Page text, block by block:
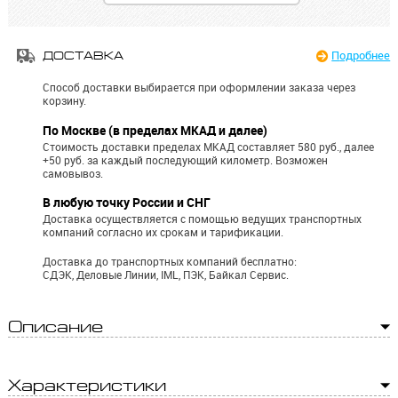
ДОСТАВКА Подробнее
Способ доставки выбирается при оформлении заказа через
корзину.
По Москве (в пределах МКАД и далее)
Стоимость доставки пределах МКАД составляет 580 руб., далее
+50 руб. за каждый последующий километр. Возможен
самовывоз.
В любую точку России и СНГ
Доставка осуществляется с помощью ведущих транспортных
компаний согласно их срокам и тарификации.
Доставка до транспортных компаний бесплатно:
СДЭК, Деловые Линии, IML, ПЭК, Байкал Сервис.
Описание
Характеристики